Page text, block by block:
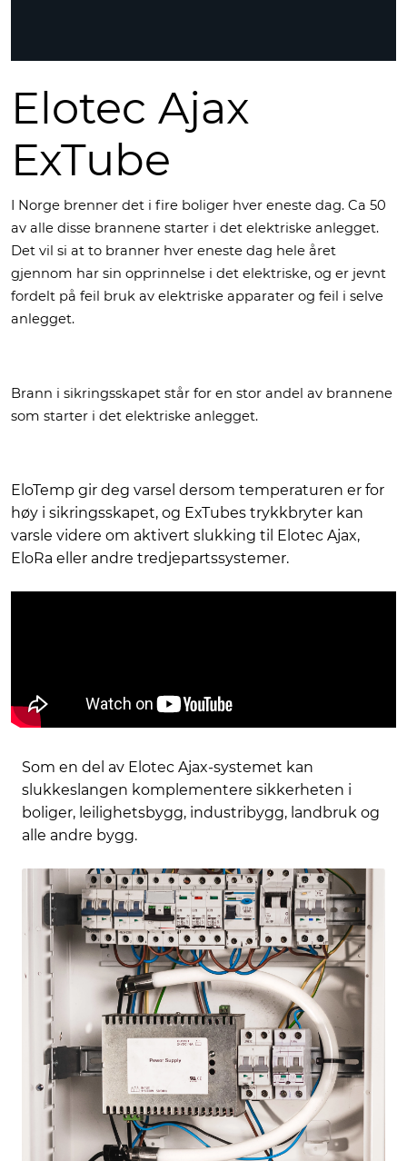
Elotec Ajax
ExTube
I Norge brenner det i fire boliger hver eneste dag. Ca 50
av alle disse brannene starter i det elektriske anlegget.
Det vil si at to branner hver eneste dag hele året
gjennom har sin opprinnelse i det elektriske, og er jevnt
fordelt på feil bruk av elektriske apparater og feil i selve
anlegget.
Brann i sikringsskapet står for en stor andel av brannene
som starter i det elektriske anlegget.
EloTemp gir deg varsel dersom temperaturen er for
høy i sikringsskapet, og ExTubes trykkbryter kan
varsle videre om aktivert slukking til Elotec Ajax,
EloRa eller andre tredjepartssystemer.
Som en del av Elotec Ajax-systemet kan
slukkeslangen komplementere sikkerheten i
boliger, leilighetsbygg, industribygg, landbruk og
alle andre bygg.